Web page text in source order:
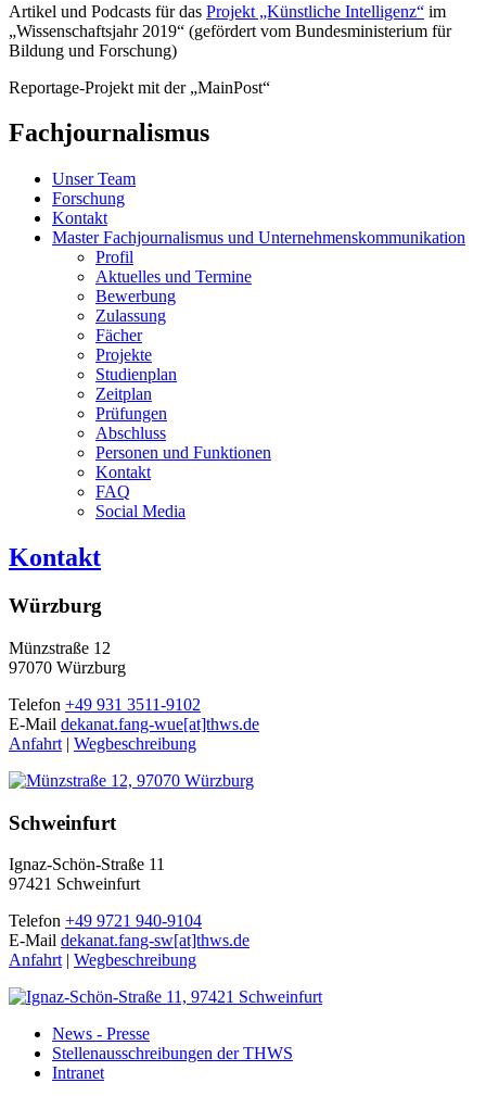
Artikel und Podcasts für das Projekt „Künstliche Intelligenz“ im
„Wissenschaftsjahr 2019“ (gefördert vom Bundesministerium für
Bildung und Forschung)
Reportage-Projekt mit der „MainPost“
Fachjournalismus
Unser Team
Forschung
Kontakt
Master Fachjournalismus und Unternehmenskommunikation
Profil
Aktuelles und Termine
Bewerbung
Zulassung
Fächer
Projekte
Studienplan
Zeitplan
Prüfungen
Abschluss
Personen und Funktionen
Kontakt
FAQ
Social Media
Kontakt
Würzburg
Münzstraße 12
97070 Würzburg
Telefon +49 931 3511-9102
E-Mail dekanat.fang-wue[at]thws.de
Anfahrt | Wegbeschreibung
Schweinfurt
Ignaz-Schön-Straße 11
97421 Schweinfurt
Telefon +49 9721 940-9104
E-Mail dekanat.fang-sw[at]thws.de
Anfahrt | Wegbeschreibung
News - Presse
Stellenausschreibungen der THWS
Intranet